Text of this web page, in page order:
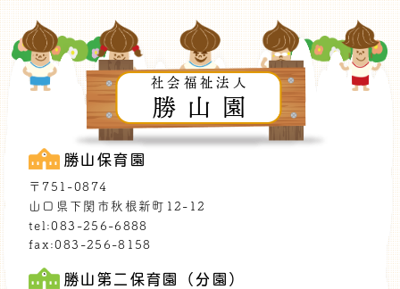
社会福祉法人
勝山園
勝山保育園
〒751-0874
山口県下関市秋根新町12-12
tel:083-256-6888
fax:083-256-8158
勝山第二保育園（分園）